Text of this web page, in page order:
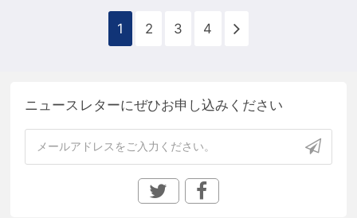
1 2 3 4
ニュースレターにぜひお申し込みください